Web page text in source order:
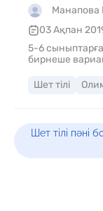
Манапова
03 Ақпан
5-6
бирнеше
Шет тілі
Шет тілі